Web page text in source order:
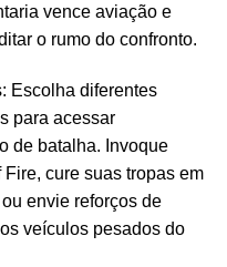
vence aviação e
o rumo do confronto.
Escolha diferentes
para acessar
de batalha. Invoque
cure suas tropas em
envie reforços de
veículos pesados do